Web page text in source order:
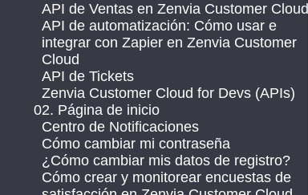
API de Ventas en Zenvia Customer Cloud
API de automatización: Cómo usar e
integrar con Zapier en Zenvia Customer
Cloud
API de Tickets
Zenvia Customer Cloud for Devs (APIs)
02. Página de inicio
Centro de Notificaciones
Cómo cambiar mi contraseña
¿Cómo cambiar mis datos de registro?
Cómo crear y monitorear encuestas de